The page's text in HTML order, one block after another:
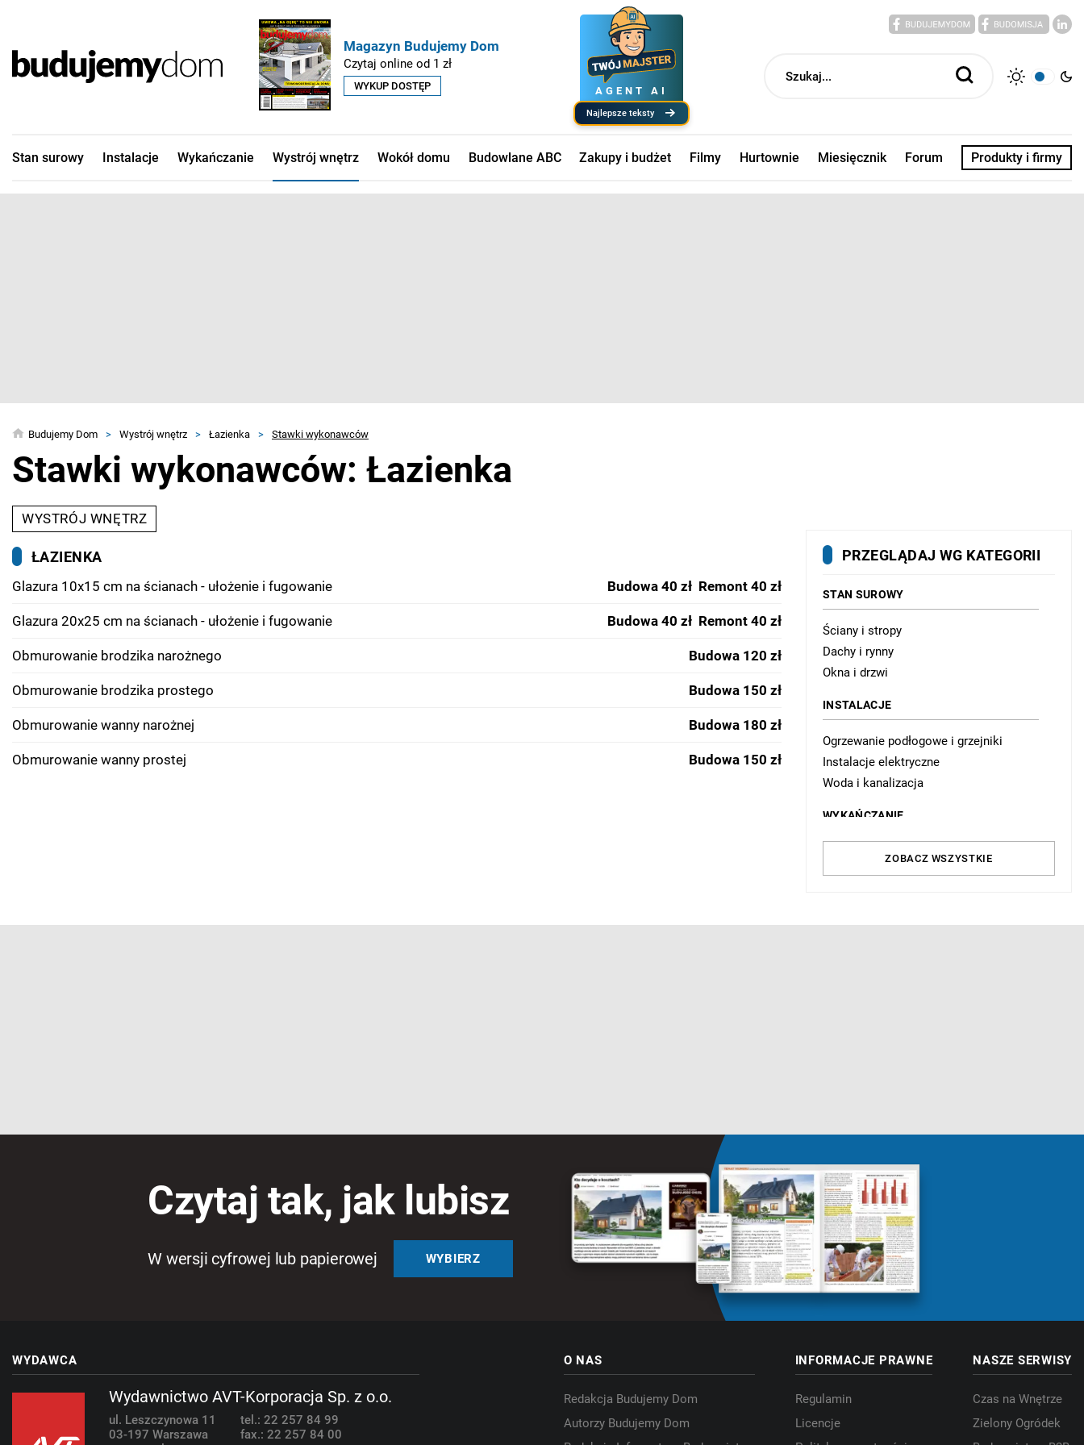
Magazyn Budujemy Dom
Czytaj online od 1 zł
WYKUP DOSTĘP AGENT AI
najlepsze teksty
Stan surowy Instalacje Wykańczanie Wystrój wnętrz Wokół domu Budowlane ABC Zakupy i budżet Filmy Hurtownie Miesięcznik Forum Produkty i firmy
Budujemy Dom > Wystrój wnętrz > Łazienka > Stawki wykonawców
Stawki wykonawców: Łazienka
WYSTRÓJ WNĘTRZ
ŁAZIENKA
Glazura 10x15 cm na ścianach - ułożenie i fugowanie Budowa 40 zł Remont 40 zł
Glazura 20x25 cm na ścianach - ułożenie i fugowanie Budowa 40 zł Remont 40 zł
Obmurowanie brodzika narożnego Budowa 120 zł
Obmurowanie brodzika prostego Budowa 150 zł
Obmurowanie wanny narożnej Budowa 180 zł
Obmurowanie wanny prostej Budowa 150 zł
PRZEGLĄDAJ WG KATEGORII
STAN SUROWY
Ściany i stropy
Dachy i rynny
Okna i drzwi
INSTALACJE
Ogrzewanie podłogowe i grzejniki
Instalacje elektryczne
Woda i kanalizacja
WYKAŃCZANIE
Podłogi i posadzki
WYSTRÓJ WNĘTRZ
ZOBACZ WSZYSTKIE
Czytaj tak, jak lubisz
W wersji cyfrowej lub papierowej WYBIERZ
WYDAWCA
Wydawnictwo AVT-Korporacja Sp. z o.o.
ul. Leszczynowa 11
03-197 Warszawa
tel.: 22 257 84 99
fax.: 22 257 84 00
O NAS
Redakcja Budujemy Dom
Autorzy Budujemy Dom
INFORMACJE PRAWNE
Regulamin
Licencje
NASZE SERWISY
Czas na Wnętrze
Zielony Ogródek